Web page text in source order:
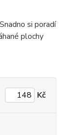
si poradí
plochy
Kč